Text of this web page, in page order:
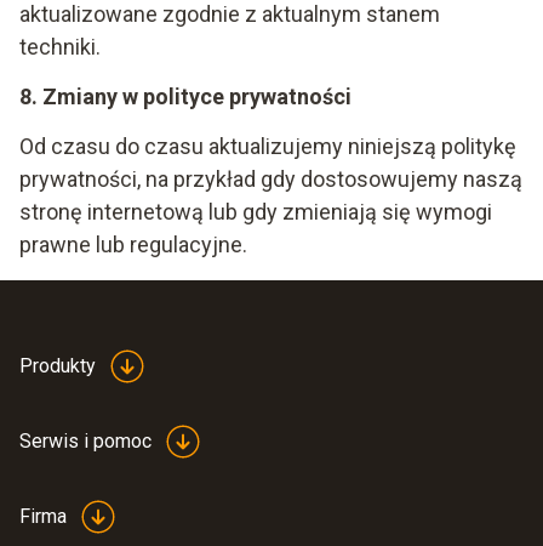
aktualizowane zgodnie z aktualnym stanem
techniki.
8. Zmiany w polityce prywatności
Od czasu do czasu aktualizujemy niniejszą politykę
prywatności, na przykład gdy dostosowujemy naszą
stronę internetową lub gdy zmieniają się wymogi
prawne lub regulacyjne.
Produkty
Serwis i pomoc
Firma